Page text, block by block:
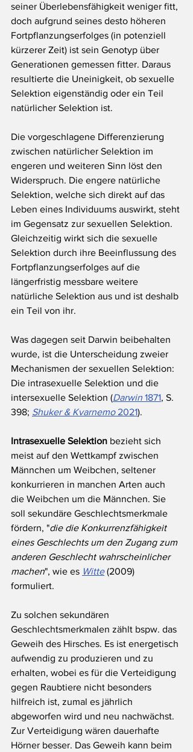
seiner Überlebensfähigkeit weniger fitt,
doch aufgrund seines desto höheren
Fortpflanzungserfolges (in potenziell
kürzerer Zeit) ist sein Genotyp über
Generationen gemessen fitter. Daraus
resultierte die Uneinigkeit, ob sexuelle
Selektion eigenständig oder ein Teil
natürlicher Selektion ist.
Die vorgeschlagene Differenzierung
zwischen natürlicher Selektion im
engeren und weiteren Sinn löst den
Widerspruch. Die engere natürliche
Selektion, welche sich direkt auf das
Leben eines Individuums auswirkt, steht
im Gegensatz zur sexuellen Selektion.
Gleichzeitig wirkt sich die sexuelle
Selektion durch ihre Beeinflussung des
Fortpflanzungserfolges auf die
längerfristig messbare weitere
natürliche Selektion aus und ist deshalb
ein Teil von ihr.
Was dagegen seit Darwin beibehalten
wurde, ist die Unterscheidung zweier
Mechanismen der sexuellen Selektion:
Die intrasexuelle Selektion und die
intersexuelle Selektion (Darwin 1871, S.
398; Shuker & Kvarnemo 2021).
Intrasexuelle Selektion bezieht sich
meist auf den Wettkampf zwischen
Männchen um Weibchen, seltener
konkurrieren in manchen Arten auch
die Weibchen um die Männchen. Sie
soll sekundäre Geschlechtsmerkmale
fördern, "die die Konkurrenzfähigkeit
eines Geschlechts um den Zugang zum
anderen Geschlecht wahrscheinlicher
machen", wie es Witte (2009)
formuliert.
Zu solchen sekundären
Geschlechtsmerkmalen zählt bspw. das
Geweih des Hirsches. Es ist energetisch
aufwendig zu produzieren und zu
erhalten, wobei es für die Verteidigung
gegen Raubtiere nicht besonders
hilfreich ist, zumal es jährlich
abgeworfen wird und neu nachwächst.
Zur Verteidigung wären dauerhafte
Hörner besser. Das Geweih kann beim